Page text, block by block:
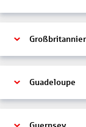
Guadeloupe